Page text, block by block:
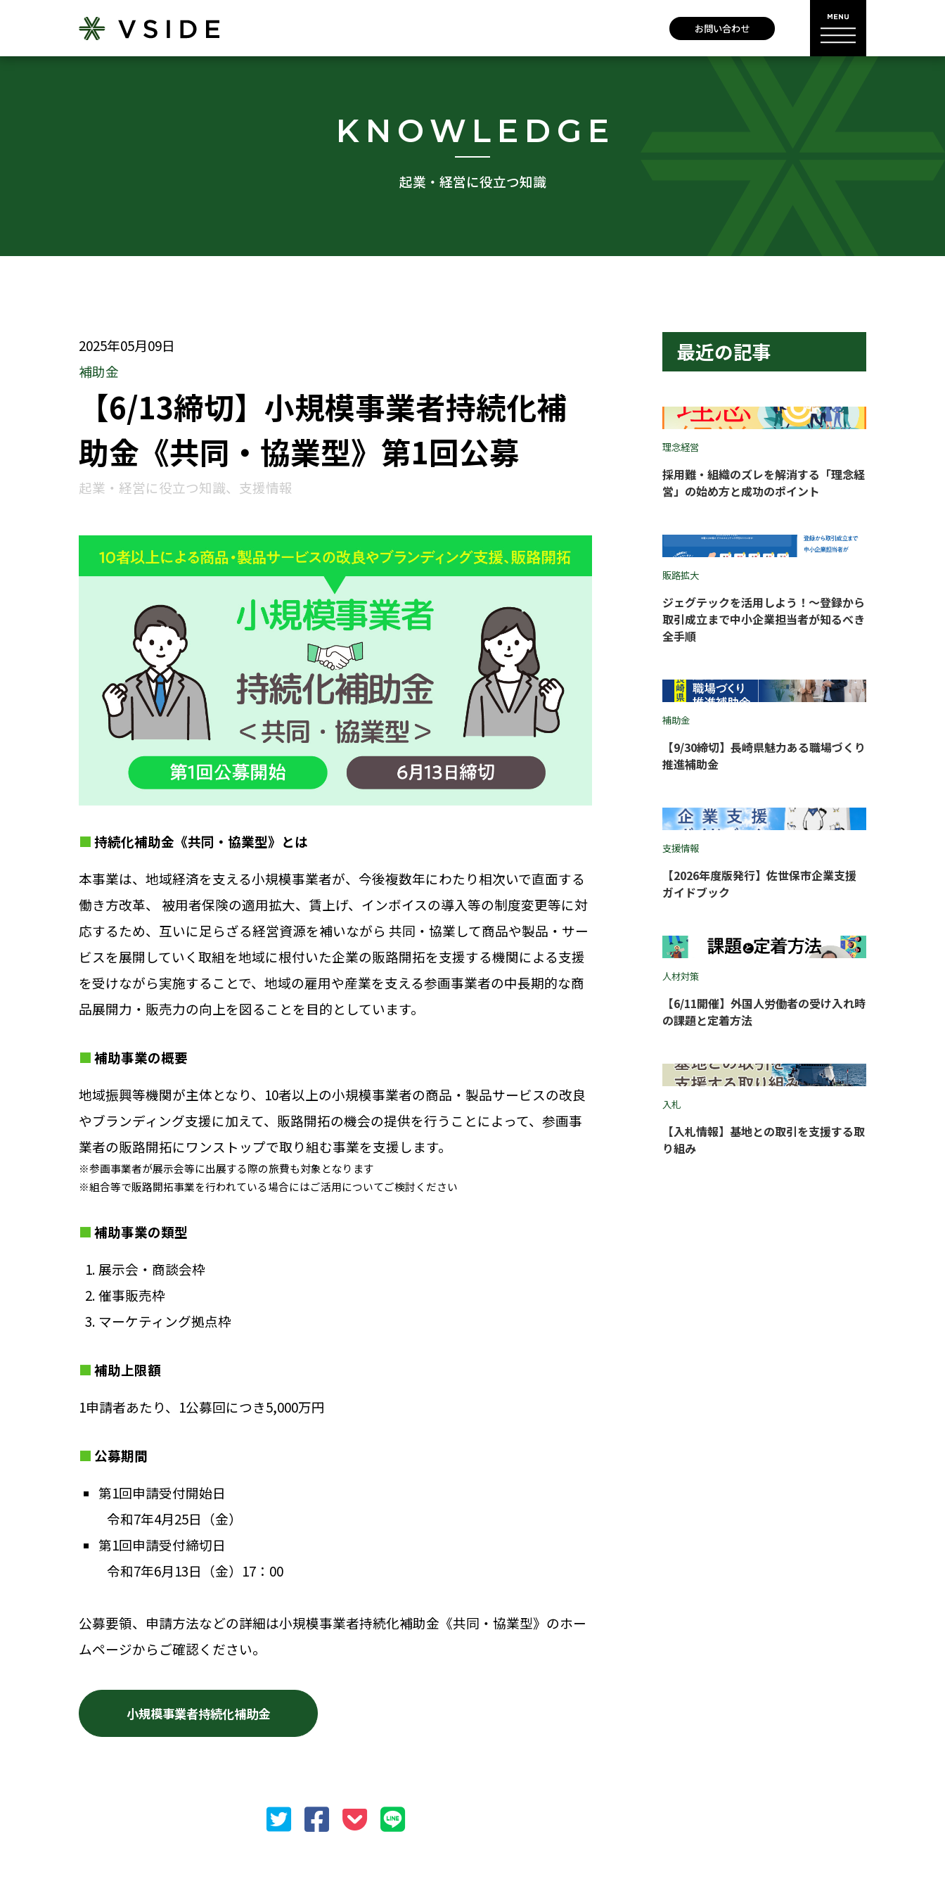
お問い合わせ
KNOWLEDGE
起業・経営に役立つ知識
2025年05月09日
補助金
【6/13締切】小規模事業者持続化補
助金《共同・協業型》第1回公募
起業・経営に役立つ知識、支援情報
持続化補助金《共同・協業型》とは
本事業は、地域経済を支える小規模事業者が、今後複数年にわたり相次いで直面する
働き方改革、 被用者保険の適用拡大、賃上げ、インボイスの導入等の制度変更等に対
応するため、互いに足らざる経営資源を補いながら 共同・協業して商品や製品・サー
ビスを展開していく取組を地域に根付いた企業の販路開拓を支援する機関による支援
を受けながら実施することで、地域の雇用や産業を支える参画事業者の中長期的な商
品展開力・販売力の向上を図ることを目的としています。
補助事業の概要
地域振興等機関が主体となり、10者以上の小規模事業者の商品・製品サービスの改良
やブランディング支援に加えて、販路開拓の機会の提供を行うことによって、参画事
業者の販路開拓にワンストップで取り組む事業を支援します。
※参画事業者が展示会等に出展する際の旅費も対象となります
※組合等で販路開拓事業を行われている場合にはご活用についてご検討ください
補助事業の類型
展示会・商談会枠
催事販売枠
マーケティング拠点枠
補助上限額
1申請者あたり、1公募回につき5,000万円
公募期間
第1回申請受付開始日
令和7年4月25日（金）
第1回申請受付締切日
令和7年6月13日（金）17：00
公募要領、申請方法などの詳細は小規模事業者持続化補助金《共同・協業型》のホー
ムページからご確認ください。
小規模事業者持続化補助金
最近の記事
理念経営
採用難・組織のズレを解消する「理念経
営」の始め方と成功のポイント
販路拡大
ジェグテックを活用しよう！〜登録から
取引成立まで中小企業担当者が知るべき
全手順
補助金
【9/30締切】長崎県魅力ある職場づくり
推進補助金
支援情報
【2026年度版発行】佐世保市企業支援
ガイドブック
人材対策
【6/11開催】外国人労働者の受け入れ時
の課題と定着方法
入札
【入札情報】基地との取引を支援する取
り組み